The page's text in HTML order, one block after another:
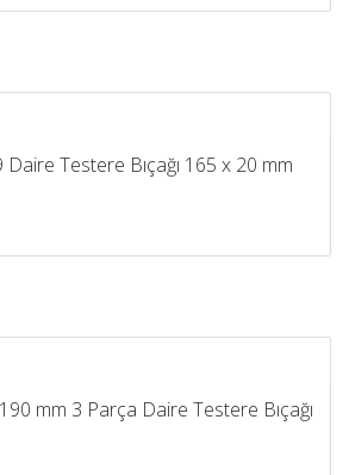
Testere Bıçağı 165 x 20 mm
mm 3 Parça Daire Testere Bıçağı